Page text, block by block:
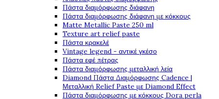
Πάστα διαμόρφωσης διάφανη
Πάστα διαμόρφωσης διάφανη με κόκκους
Matte Metallic Paste 250 ml
Texture art relief paste
Πάστα κρακελέ
Vintage legend - αντικέ γκέσο
Πάστα εφέ πέτρας
Πάστα διαμόρφωσης μεταλλική λεία
Diamond Πάστα Διαμόρφωσης Cadence |
Μεταλλική Relief Paste με Diamond Effect
Πάστα διαμόρφωσης με κόκκους Dora perla